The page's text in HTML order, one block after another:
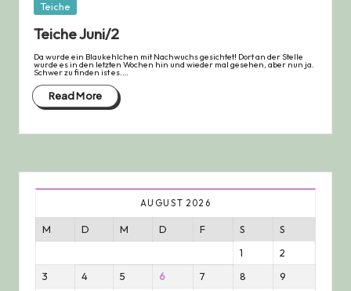
in Teiche
Teiche Juni/2
Da wurde ein Blaukehlchen mit Nachwuchs gesichtet! Dort an der Stelle
wurde es in den letzten Wochen hin und wieder mal gesehen, aber nun ja.
Schwer zu finden ist es.…
Read More
AUGUST 2026
M D M D F S
S
1
2
3
4 5 6 7 8
9